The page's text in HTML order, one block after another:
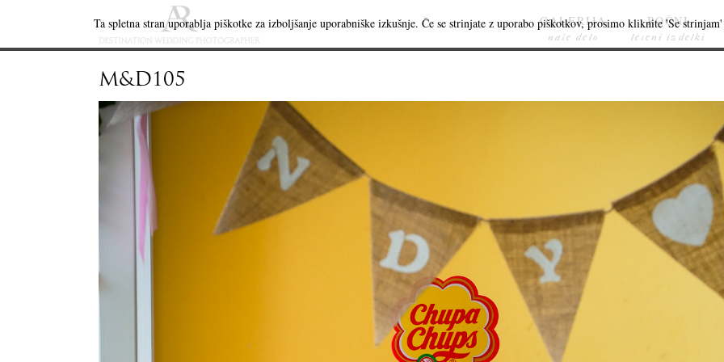
GALERIJA
naše delo
ROČNI
leseni izdelki
M&D105
Ta spletna stran uporablja piškotke za izboljšanje uporabniške izkušnje. Če se strinjate z uporabo piškotkov, prosimo kliknite 'Se